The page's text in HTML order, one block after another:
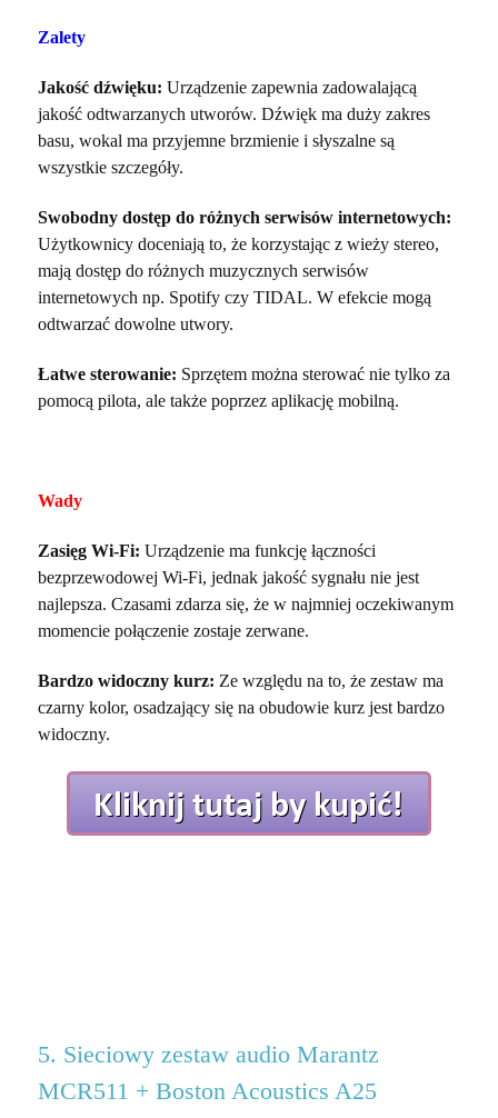
Zalety
Jakość dźwięku: Urządzenie zapewnia zadowalającą
jakość odtwarzanych utworów. Dźwięk ma duży zakres
basu, wokal ma przyjemne brzmienie i słyszalne są
wszystkie szczegóły.
Swobodny dostęp do różnych serwisów internetowych:
Użytkownicy doceniają to, że korzystając z wieży stereo,
mają dostęp do różnych muzycznych serwisów
internetowych np. Spotify czy TIDAL. W efekcie mogą
odtwarzać dowolne utwory.
Łatwe sterowanie: Sprzętem można sterować nie tylko za
pomocą pilota, ale także poprzez aplikację mobilną.
Wady
Zasięg Wi-Fi: Urządzenie ma funkcję łączności
bezprzewodowej Wi-Fi, jednak jakość sygnału nie jest
najlepsza. Czasami zdarza się, że w najmniej oczekiwanym
momencie połączenie zostaje zerwane.
Bardzo widoczny kurz: Ze względu na to, że zestaw ma
czarny kolor, osadzający się na obudowie kurz jest bardzo
widoczny.
5. Sieciowy zestaw audio Marantz
MCR511 + Boston Acoustics A25